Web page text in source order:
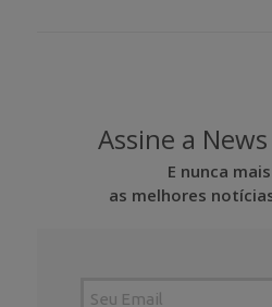
Assine a
E nunca
as melhores